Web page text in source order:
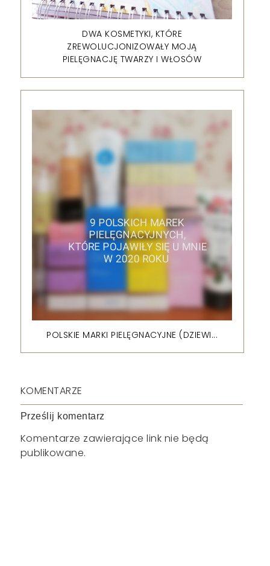
DWA KOSMETYKI, KTÓRE
ZREWOLUCJONIZOWAŁY MOJĄ
PIELĘGNACJĘ TWARZY I WŁOSÓW
POLSKIE MARKI PIELĘGNACYJNE (DZIEWI...
KOMENTARZE
Prześlij komentarz
Komentarze zawierające link nie będą
publikowane.